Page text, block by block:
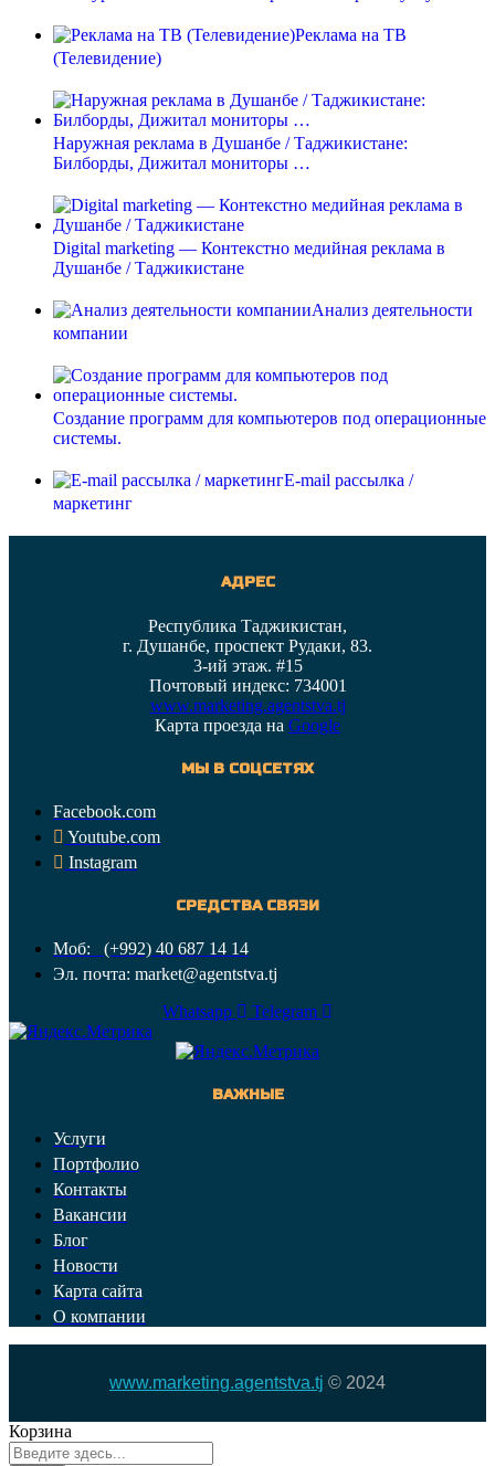
Реклама на ТВ
(Телевидение)
Наружная реклама в Душанбе / Таджикистане:
Билборды, Дижитал мониторы …
Digital marketing — Контекстно медийная реклама в
Душанбе / Таджикистане
Анализ деятельности
компании
Создание программ для компьютеров под операционные
системы.
E-mail рассылка /
маркетинг
АДРЕС
Республика Таджикистан,
г. Душанбе, проспект Рудаки, 83.
3-ий этаж. #15
Почтовый индекс: 734001
www.marketing.agentstva.tj
Карта проезда на Google
МЫ В СОЦСЕТЯХ
Facebook.com
Youtube.com
Instagram
СРЕДСТВА СВЯЗИ
Моб: (+992) 40 687 14 14
Эл. почта: market@agentstva.tj
Whatsapp
Telegram
ВАЖНЫЕ
Услуги
Портфолио
Контакты
Вакансии
Блог
Новости
Карта сайта
О компании
www.marketing.agentstva.tj © 2024
Корзина